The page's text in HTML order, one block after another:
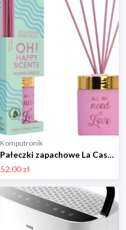
Komputronik
Pałeczki zapachowe La Casa De Los Aromas Oh! Happy Scents Patyczki Zapachowe Marine Breeze 100ml .
52.00 zł